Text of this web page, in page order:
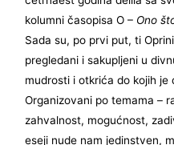
kolumni časopisa O – Ono
Sada su, po prvi put, ti
pregledani i sakupljeni u
mudrosti i otkrića do kojih je
Organizovani po temama –
zahvalnost, mogućnost,
eseji nude nam jedinstven,